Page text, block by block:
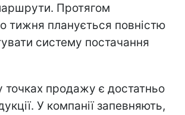
Протягом
тижня планується повністю
систему постачання
продажу є достатньо
У компанії запевняють,